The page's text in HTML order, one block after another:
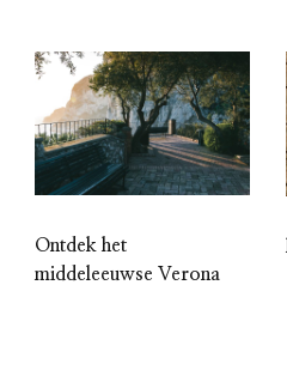
Ontdek het
middeleeuwse Verona